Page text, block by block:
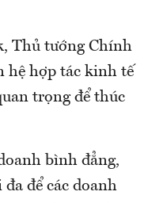
Thủ tướng Chính
hệ hợp tác kinh tế
trọng để thúc
bình đẳng,
để các doanh